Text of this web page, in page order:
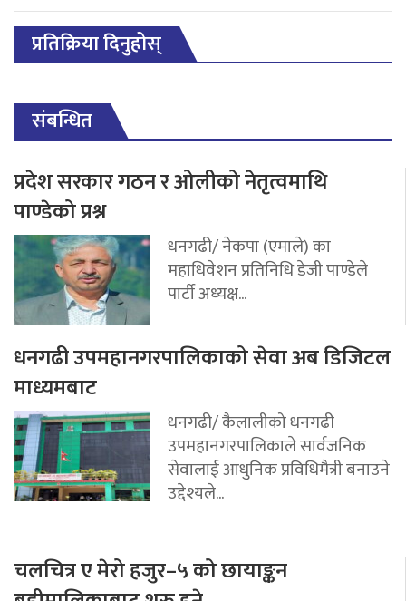
प्रतिक्रिया दिनुहोस्
संबन्धित
प्रदेश सरकार गठन र ओलीको नेतृत्वमाथि
पाण्डेको प्रश्न
धनगढी/ नेकपा (एमाले) का
महाधिवेशन प्रतिनिधि डेजी पाण्डेले
पार्टी अध्यक्ष...
धनगढी उपमहानगरपालिकाको सेवा अब डिजिटल
माध्यमबाट
धनगढी/ कैलालीको धनगढी
उपमहानगरपालिकाले सार्वजनिक
सेवालाई आधुनिक प्रविधिमैत्री बनाउने
उद्देश्यले...
चलचित्र ए मेरो हजुर–५ को छायाङ्कन